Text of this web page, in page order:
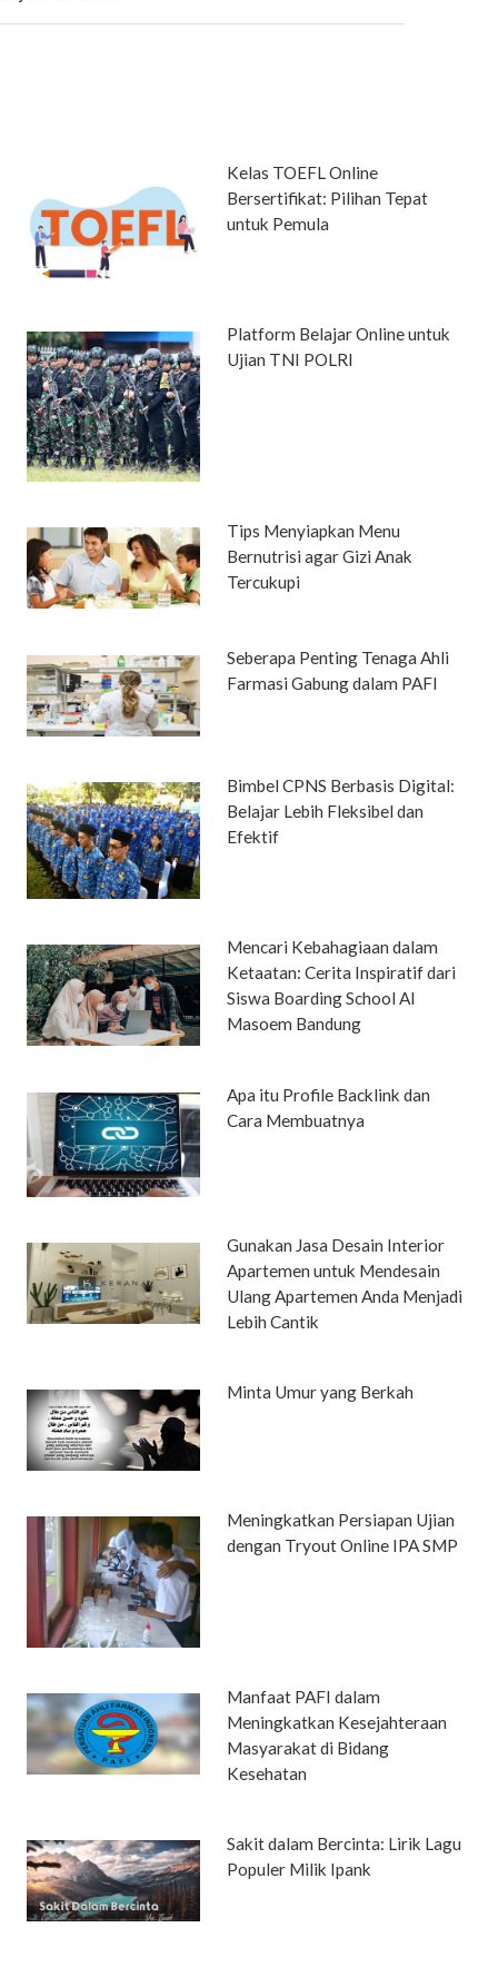
Kelas TOEFL Online
Bersertifikat: Pilihan Tepat
untuk Pemula
Platform Belajar Online untuk
Ujian TNI POLRI
Tips Menyiapkan Menu
Bernutrisi agar Gizi Anak
Tercukupi
Seberapa Penting Tenaga Ahli
Farmasi Gabung dalam PAFI
Bimbel CPNS Berbasis Digital:
Belajar Lebih Fleksibel dan
Efektif
Mencari Kebahagiaan dalam
Ketaatan: Cerita Inspiratif dari
Siswa Boarding School Al
Masoem Bandung
Apa itu Profile Backlink dan
Cara Membuatnya
Gunakan Jasa Desain Interior
Apartemen untuk Mendesain
Ulang Apartemen Anda Menjadi
Lebih Cantik
Minta Umur yang Berkah
Meningkatkan Persiapan Ujian
dengan Tryout Online IPA SMP
Manfaat PAFI dalam
Meningkatkan Kesejahteraan
Masyarakat di Bidang
Kesehatan
Sakit dalam Bercinta: Lirik Lagu
Populer Milik Ipank